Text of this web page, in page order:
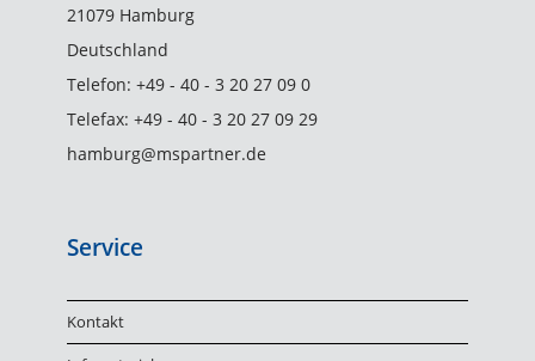
21079 Hamburg
Deutschland
Telefon: +49 - 40 - 3 20 27 09 0
Telefax: +49 - 40 - 3 20 27 09 29
hamburg@mspartner.de
Service
Kontakt